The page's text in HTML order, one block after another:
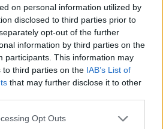
on personal information utilized by
disclosed to third parties prior to
opt-out of the further
information by third parties on the
participants. This information may
to third parties on the IAB’s List of
that may further disclose it to other
Opt Outs
che gli
piazzate sul
Partendo
adesione alla
Giuseppe